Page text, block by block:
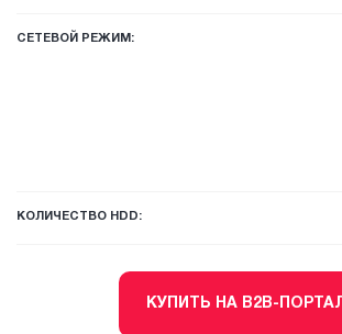
СЕТЕВОЙ РЕЖИМ:
КОЛИЧЕСТВО HDD:
КУПИТЬ НА B2B-